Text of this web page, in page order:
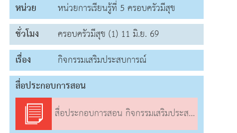
หน่วย
หน่วยการเรียนรู้ที่ 5 ครอบครัวมีสุข
ชั่วโมง
ครอบครัวมีสุข (1) 11 มิ.ย. 69
เรื่อง
กิจกรรมเสริมประสบการณ์
สื่อประกอบการสอน
สื่อประกอบการสอน กิจกรรมเสริมประสบการณ์